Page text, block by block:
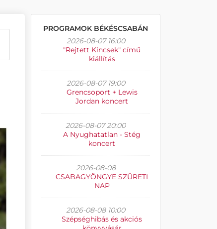
PROGRAMOK BÉKÉSCSABÁN
2026-08-07 16:00
"Rejtett Kincsek" című
kiállítás
2026-08-07 19:00
Grencsoport + Lewis
Jordan koncert
2026-08-07 20:00
A Nyughatatlan - Stég
koncert
2026-08-08
CSABAGYÖNGYE SZÜRETI
NAP
2026-08-08 10:00
Szépséghibás és akciós